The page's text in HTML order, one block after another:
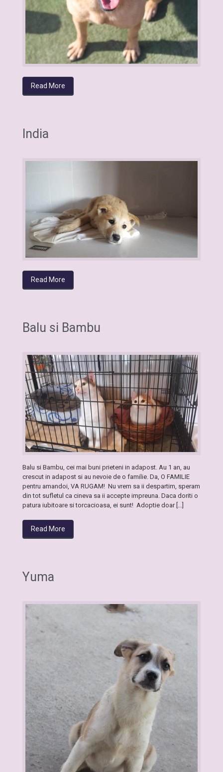
Read More
India
Read More
Balu si Bambu
Balu si Bambu, cei mai buni prieteni in adapost. Au 1 an, au
crescut in adapost si au nevoie de o familie. Da, O FAMILIE
pentru amandoi, VA RUGAM! Nu vrem sa ii despartim, speram
din tot sufletul ca cineva sa ii accepte impreuna. Daca doriti o
patura iubitoare si torcacioasa, ei sunt! Adoptie doar […]
Read More
Yuma